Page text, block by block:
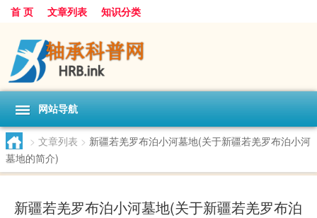
首 页 文章列表 知识分类
网站导航
> 文章列表 > 新疆若羌罗布泊小河墓地(关于新疆若羌罗布泊小河
墓地的简介)
新疆若羌罗布泊小河墓地(关于新疆若羌罗布泊